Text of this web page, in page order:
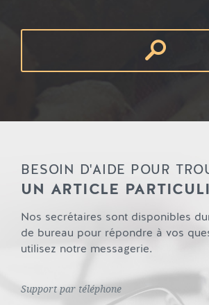
BESOIN D'AIDE POUR
UN ARTICLE
Nos secrétaires sont disponibles
de bureau pour répondre à vos
utilisez notre messagerie.
Support par téléphone